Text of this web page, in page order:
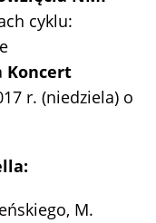
cyklu:
Koncert
r. (niedziela) o
M.